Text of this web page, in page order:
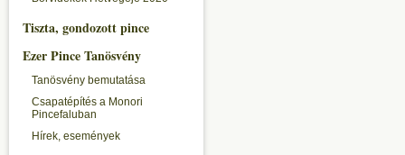
Tiszta, gondozott pince
Ezer Pince Tanösvény
Tanösvény bemutatása
Csapatépítés a Monori
Pincefaluban
Hírek, események